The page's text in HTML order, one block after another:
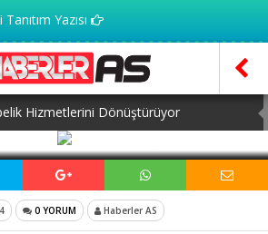
Yazısı
Hizmetlerini Dönüştürüyor
İçin Neden Türkiye’ye Geliyor?
Dolma Kalem Gerçekten Fark Yaratır
Vizyona Girecek Filmler
MEDYADA PAYLAŞ
0 YORUM Haberler AS